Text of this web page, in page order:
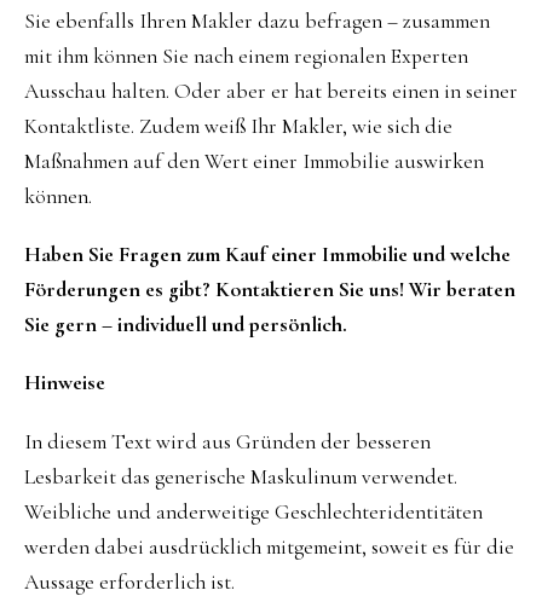
Sie ebenfalls Ihren Makler dazu befragen – zusammen
mit ihm können Sie nach einem regionalen Experten
Ausschau halten. Oder aber er hat bereits einen in seiner
Kontaktliste. Zudem weiß Ihr Makler, wie sich die
Maßnahmen auf den Wert einer Immobilie auswirken
können.
Haben Sie Fragen zum Kauf einer Immobilie und welche
Förderungen es gibt? Kontaktieren Sie uns! Wir beraten
Sie gern – individuell und persönlich.
Hinweise
In diesem Text wird aus Gründen der besseren
Lesbarkeit das generische Maskulinum verwendet.
Weibliche und anderweitige Geschlechteridentitäten
werden dabei ausdrücklich mitgemeint, soweit es für die
Aussage erforderlich ist.